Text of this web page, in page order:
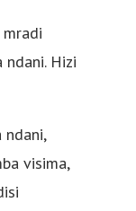
ndani. Hizi
visima,